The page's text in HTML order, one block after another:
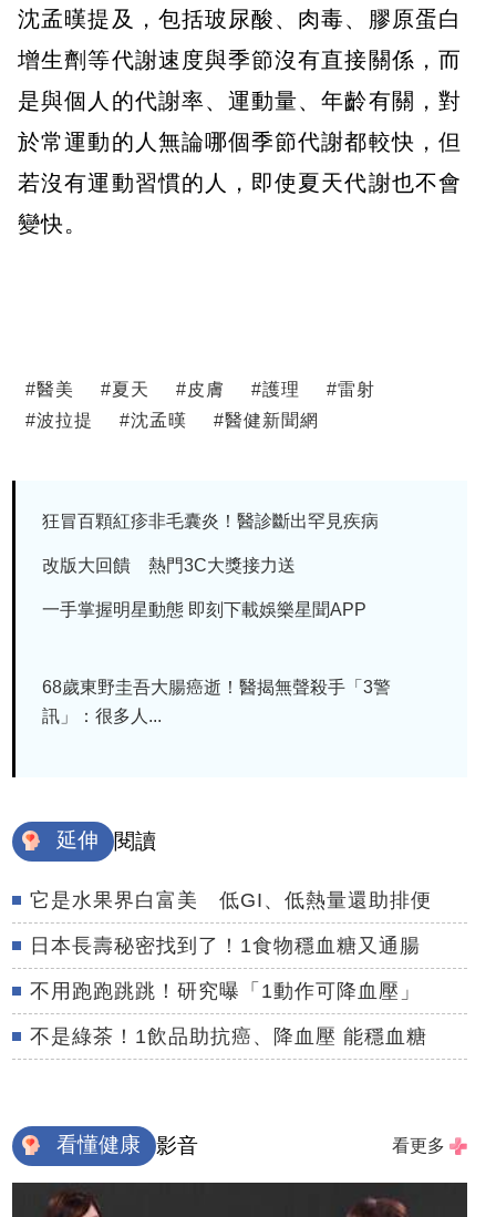
沈孟暵提及，包括玻尿酸、肉毒、膠原蛋白
增生劑等代謝速度與季節沒有直接關係，而
是與個人的代謝率、運動量、年齡有關，對
於常運動的人無論哪個季節代謝都較快，但
若沒有運動習慣的人，即使夏天代謝也不會
變快。
#醫美 #夏天 #皮膚 #護理 #雷射
#波拉提 #沈孟暵 #醫健新聞網
狂冒百顆紅疹非毛囊炎！醫診斷出罕見疾病
改版大回饋 熱門3C大獎接力送
一手掌握明星動態 即刻下載娛樂星聞APP
68歲東野圭吾大腸癌逝！醫揭無聲殺手「3警
訊」：很多人...
延伸 閱讀
它是水果界白富美 低GI、低熱量還助排便
日本長壽秘密找到了！1食物穩血糖又通腸
不用跑跑跳跳！研究曝「1動作可降血壓」
不是綠茶！1飲品助抗癌、降血壓 能穩血糖
看懂健康 影音 看更多